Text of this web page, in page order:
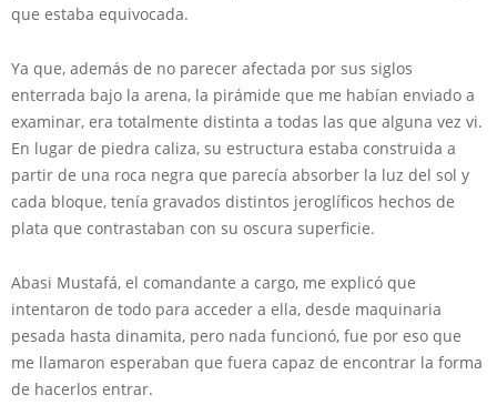
que estaba equivocada.
Ya que, además de no parecer afectada por sus siglos
enterrada bajo la arena, la pirámide que me habían enviado a
examinar, era totalmente distinta a todas las que alguna vez vi.
En lugar de piedra caliza, su estructura estaba construida a
partir de una roca negra que parecía absorber la luz del sol y
cada bloque, tenía gravados distintos jeroglíficos hechos de
plata que contrastaban con su oscura superficie.
Abasi Mustafá, el comandante a cargo, me explicó que
intentaron de todo para acceder a ella, desde maquinaria
pesada hasta dinamita, pero nada funcionó, fue por eso que
me llamaron esperaban que fuera capaz de encontrar la forma
de hacerlos entrar.